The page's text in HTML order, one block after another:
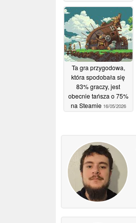
20/05/2026
Ta gra przygodowa,
która spodobała się
83% graczy, jest
obecnie tańsza o 75%
na Steamie 16/05/2026